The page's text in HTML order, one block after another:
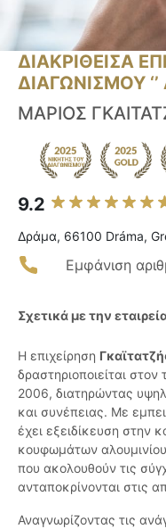
ΔΙΑΚΡΙΘΕΙΣΑ
ΔΙΑΓΩΝΙΣΜΟΥ ‘’
ΜΑΡΙΟΣ
9.2
Δράμα, 66100 Dráma,
Εμφάνιση
Σχετικά με την
Η επιχείρηση
δραστηριοποιείται
2006, διατηρώντας
και συνέπειας. Με
έχει εξειδίκευση στην
κουφωμάτων
που ακολουθούν τις
ανταποκρίνονται στις
Αναγνωρίζοντας τις